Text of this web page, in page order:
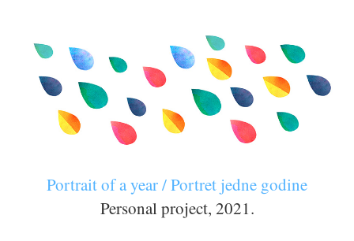
Portrait of a year/ Portret jedne godine
Personal project, 2021.